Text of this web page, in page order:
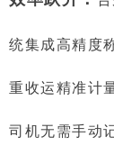
统集成高精度
重收运精准计
司机无需手动